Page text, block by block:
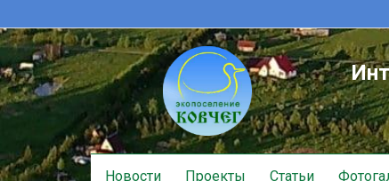
Skip
Новости Проекты Статьи